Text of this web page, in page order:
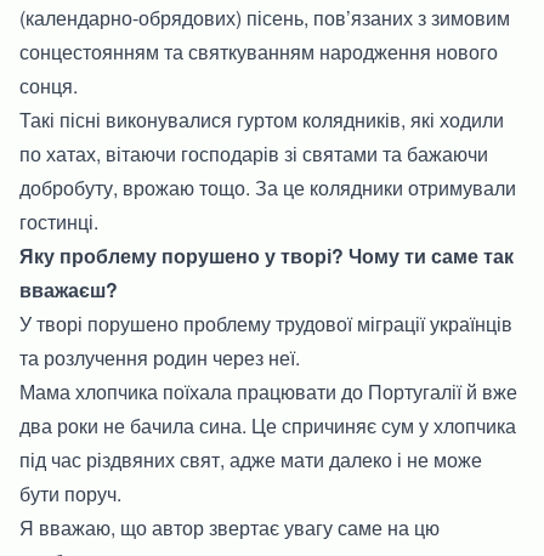
(календарно-обрядових) пісень, пов’язаних з зимовим
сонцестоянням та святкуванням народження нового
сонця.
Такі пісні виконувалися гуртом колядників, які ходили
по хатах, вітаючи господарів зі святами та бажаючи
добробуту, врожаю тощо. За це колядники отримували
гостинці.
Яку проблему порушено у творі? Чому ти саме так
вважаєш?
У творі порушено проблему трудової міграції українців
та розлучення родин через неї.
Мама хлопчика поїхала працювати до Португалії й вже
два роки не бачила сина. Це спричиняє сум у хлопчика
під час різдвяних свят, адже мати далеко і не може
бути поруч.
Я вважаю, що автор звертає увагу саме на цю